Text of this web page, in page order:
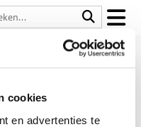
cookies
en advertenties te